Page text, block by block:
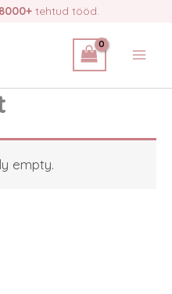
8000+ tehtud tööd.
empty.